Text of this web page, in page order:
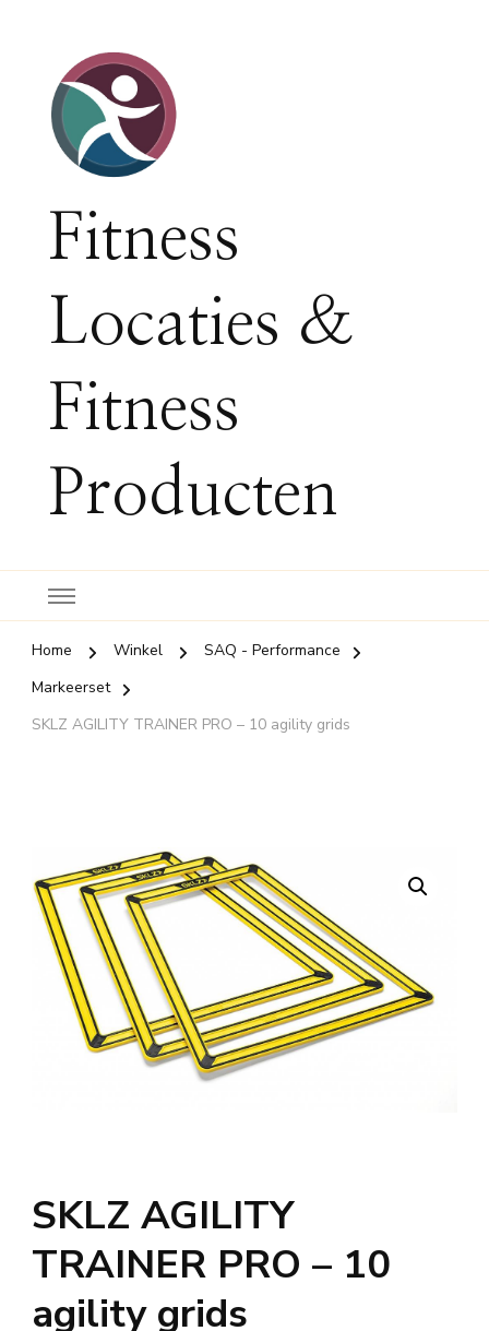
Fitness
Locaties &
Fitness
Producten
Home Winkel
SAQ - Performance
Markeerset
SKLZ AGILITY TRAINER PRO – 10 agility grids
SKLZ AGILITY
TRAINER PRO – 10
agility grids